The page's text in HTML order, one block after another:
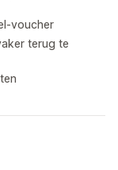
voucher
terug te